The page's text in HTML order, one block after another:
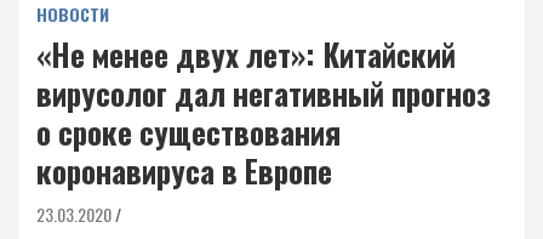
НОВОСТИ
«Не менее двух лет»: Китайский
вирусолог дал негативный прогноз
о сроке существования
коронавируса в Европе
23.03.2020